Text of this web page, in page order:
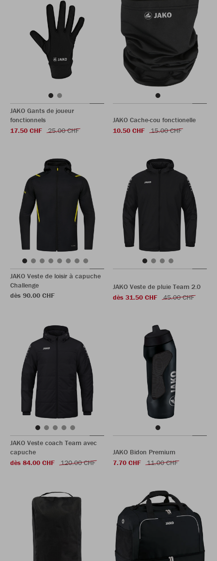
JAKO Gants de joueur
fonctionnels
17.50 CHF
25.00 CHF
JAKO Cache-cou fonctionelle
10.50 CHF
15.00 CHF
JAKO Veste de loisir à capuche
Challenge
dès 90.00 CHF
JAKO Veste de pluie Team 2.0
dès 31.50 CHF
45.00 CHF
JAKO Veste coach Team avec
capuche
dès 84.00 CHF
120.00 CHF
JAKO Bidon Premium
7.70 CHF
11.00 CHF